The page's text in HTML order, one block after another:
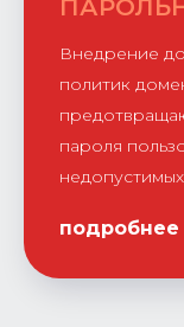
Внедрение
политик
пароля
подробнее